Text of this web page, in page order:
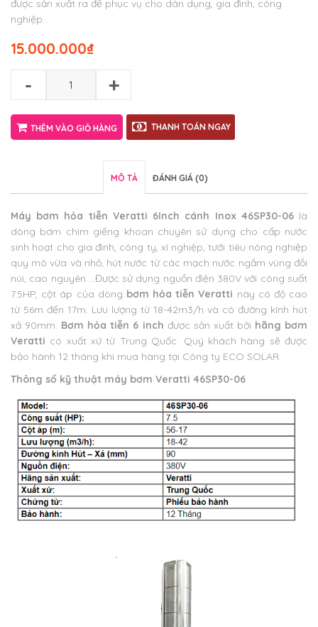
được sản xuất ra để phục vụ cho dân dụng, gia đình, công
nghiệp…
₫
15.000.000
- +
THÊM VÀO GIỎ HÀNG THANH TOÁN NGAY
MÔ TẢ ĐÁNH GIÁ (0)
Máy bơm hỏa tiễn Veratti 6Inch cánh Inox 46SP30-06 là
dòng bơm chìm giếng khoan chuyên sử dụng cho cấp nước
sinh hoạt cho gia đình, công ty, xí nghiệp, tưới tiêu nông nghiệp
quy mô vừa và nhỏ, hút nước từ các mạch nước ngầm vùng đồi
núi, cao nguyên …Được sử dụng nguồn điện 380V với công suất
7.5HP, cột áp của dòng bơm hỏa tiễn Veratti này có độ cao
từ 56m đến 17m. Lưu lượng từ 18-42m3/h và có đường kính hút
xả 90mm. Bơm hỏa tiễn 6 inch được sản xuất bởi hãng bơm
Veratti có xuất xứ từ Trung Quốc. Quý khách hàng sẽ được
bảo hành 12 tháng khi mua hàng tại Công ty ECO SOLAR
Thông số kỹ thuật máy bơm Veratti 46SP30-06